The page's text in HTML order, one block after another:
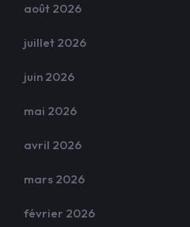
août 2026
juillet 2026
juin 2026
mai 2026
avril 2026
mars 2026
février 2026